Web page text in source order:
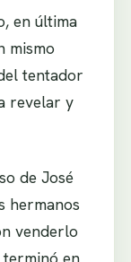
en última
mismo
tentador
revelar y
de José
hermanos
venderlo
terminó en